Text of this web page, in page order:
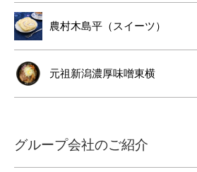
農村木島平（スイーツ）
元祖新潟濃厚味噌東横
グループ会社のご紹介